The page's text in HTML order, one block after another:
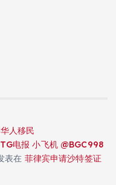
人移民
电报 小飞机 @BGC998
表在 菲律宾申请沙特签证